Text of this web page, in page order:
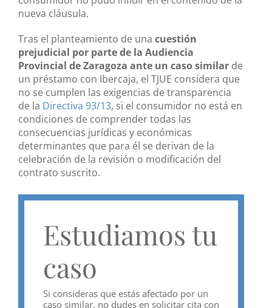
nueva cláusula.
Tras el planteamiento de una cuestión
prejudicial por parte de la Audiencia
Provincial de Zaragoza ante un caso similar de
un préstamo con Ibercaja, el TJUE considera que
no se cumplen las exigencias de transparencia
de la Directiva 93/13, si el consumidor no está en
condiciones de comprender todas las
consecuencias jurídicas y económicas
determinantes que para él se derivan de la
celebración de la revisión o modificación del
contrato suscrito.
Estudiamos tu
caso
Si consideras que estás afectado por un
caso similar, no dudes en solicitar cita con